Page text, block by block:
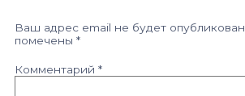
Ваш адрес email не будет опубликован.
помечены *
Комментарий *